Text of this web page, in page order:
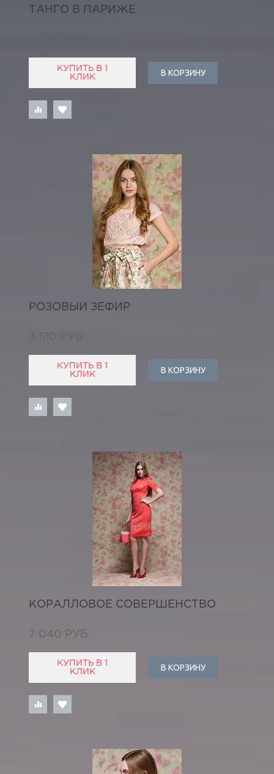
ТАНГО В ПАРИЖЕ
КУПИТЬ В 1
КЛИК
В КОРЗИНУ
РОЗОВЫЙ ЗЕФИР
3 510 РУБ
КУПИТЬ В 1
КЛИК
В КОРЗИНУ
КОРАЛЛОВОЕ СОВЕРШЕНСТВО
7 040 РУБ
КУПИТЬ В 1
КЛИК
В КОРЗИНУ